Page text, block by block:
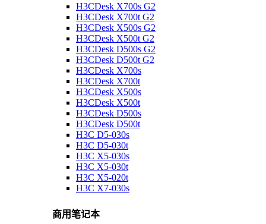
H3CDesk X700s G2
H3CDesk X700t G2
H3CDesk X500s G2
H3CDesk X500t G2
H3CDesk D500s G2
H3CDesk D500t G2
H3CDesk X700s
H3CDesk X700t
H3CDesk X500s
H3CDesk X500t
H3CDesk D500s
H3CDesk D500t
H3C D5-030s
H3C D5-030t
H3C X5-030s
H3C X5-030t
H3C X5-020t
H3C X7-030s
商用笔记本